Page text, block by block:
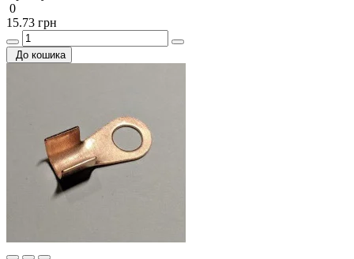
0
15.73 грн
До кошика